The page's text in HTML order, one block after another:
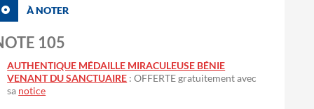
À NOTER
105
AUTHENTIQUE MÉDAILLE MIRACULEUSE BÉNIE
VENANT DU SANCTUAIRE : OFFERTE gratuitement avec
sa notice